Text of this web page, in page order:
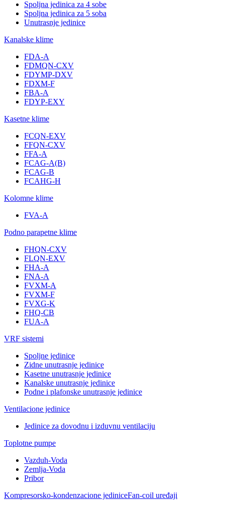
Spoljna jedinica za 4 sobe
Spoljna jedinica za 5 soba
Unutrasnje jedinice
Kanalske klime
FDA-A
FDMQN-CXV
FDYMP-DXV
FDXM-F
FBA-A
FDYP-EXY
Kasetne klime
FCQN-EXV
FFQN-CXV
FFA-A
FCAG-A(B)
FCAG-B
FCAHG-H
Kolomne klime
FVA-A
Podno parapetne klime
FHQN-CXV
FLQN-EXV
FHA-A
FNA-A
FVXM-A
FVXM-F
FVXG-K
FHQ-CB
FUA-A
VRF sistemi
Spoljne jedinice
Zidne unutrasnje jedinice
Kasetne unutrasnje jedinice
Kanalske unutrasnje jedinice
Podne i plafonske unutrasnje jedinice
Ventilacione jedinice
Jedinice za dovodnu i izduvnu ventilaciju
Toplotne pumpe
Vazduh-Voda
Zemlja-Voda
Pribor
Kompresorsko-kondenzacione jediniceFan-coil uređaji